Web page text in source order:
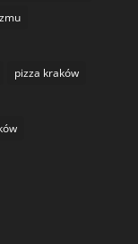
pizza kraków